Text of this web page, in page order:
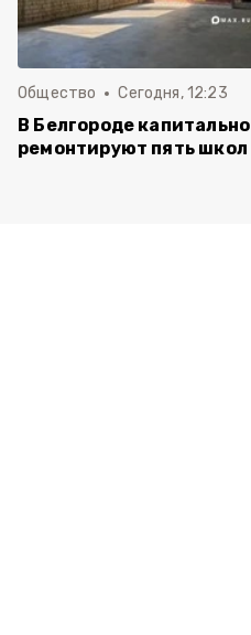
Общество Сегодня, 12:23
В Белгороде капитально
ремонтируют пять школ